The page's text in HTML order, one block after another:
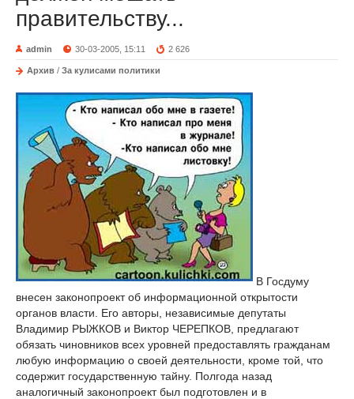
правительству...
admin 30-03-2005, 15:11 2 626
Архив / За кулисами политики
В Госдуму
внесен законопроект об информационной открытости
органов власти. Его авторы, независимые депутаты
Владимир РЫЖКОВ и Виктор ЧЕРЕПКОВ, предлагают
обязать чиновников всех уровней предоставлять гражданам
любую информацию о своей деятельности, кроме той, что
содержит государственную тайну. Полгода назад
аналогичный законопроект был подготовлен и в